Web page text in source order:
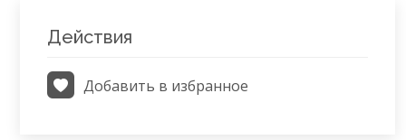
Действия
Добавить в избранное